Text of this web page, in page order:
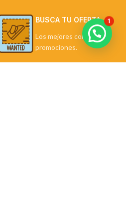
BUSCA TU OFERTA
Los mejores combos y
promociones.
1